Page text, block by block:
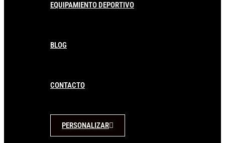
EQUIPAMIENTO DEPORTIVO
BLOG
CONTACTO
PERSONALIZAR